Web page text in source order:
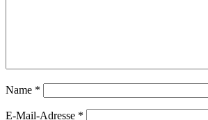
Name *
E-Mail-Adresse *